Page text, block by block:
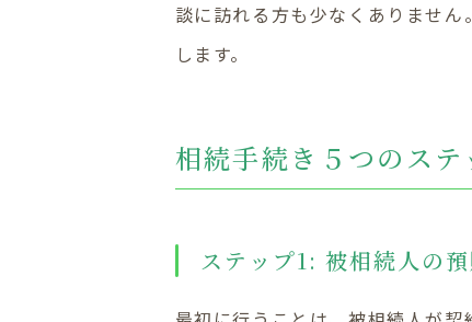
談に訪れる方も少なくありませ
します。
相続手続き５つのステ
ステップ1: 被相続人の